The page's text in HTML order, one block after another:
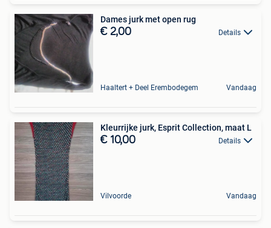
Dames jurk met open rug
€ 2,00 Details
Haaltert + Deel Erembodegem Vandaag
Kleurrijke jurk, Esprit Collection, maat L
€ 10,00 Details
Vilvoorde Vandaag